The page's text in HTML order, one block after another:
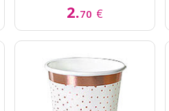
2.70 €